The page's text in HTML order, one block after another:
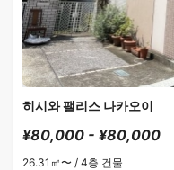
히시와 팰리스 나카오이
¥80,000 - ¥80,000
26.31㎡〜 / 4층 건물